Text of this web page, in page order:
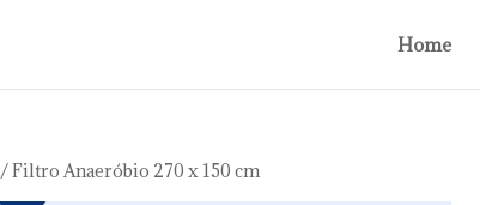
Home
/ Filtro Anaeróbio 270 x 150 cm